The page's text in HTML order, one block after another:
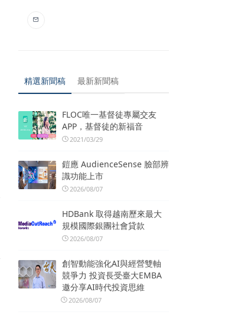
精選新聞稿 最新新聞稿
FLOC唯一基督徒專屬交友
APP，基督徒的新福音
2021/03/29
鎧應 AudienceSense 臉部辨
識功能上市
2026/08/07
HDBank 取得越南歷來最大
規模國際銀團社會貸款
2026/08/07
創智動能強化AI與經營雙軸
競爭力 投資長受臺大EMBA
邀分享AI時代投資思維
2026/08/07